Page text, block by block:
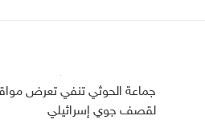
جماعة الحوثي تنفي تعرض
لقصف جوي إسرائيلي